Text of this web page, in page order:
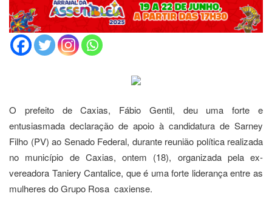
O prefeito de Caxias, Fábio Gentil, deu uma forte e
entusiasmada declaração de apoio à candidatura de Sarney
Filho (PV) ao Senado Federal, durante reunião política realizada
no município de Caxias, ontem (18), organizada pela ex-
vereadora Taniery Cantalice, que é uma forte liderança entre as
mulheres do Grupo Rosa caxiense.